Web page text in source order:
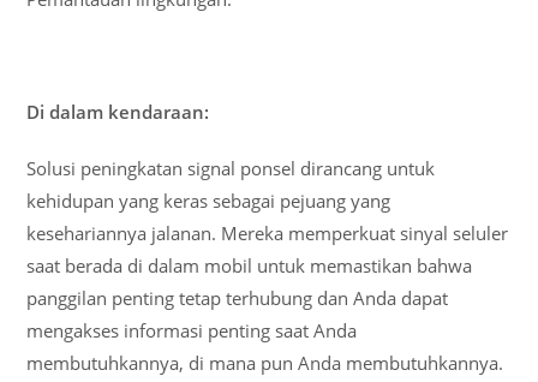
Di dalam kendaraan:
Solusi peningkatan signal ponsel dirancang untuk
kehidupan yang keras sebagai pejuang yang
kesehariannya jalanan. Mereka memperkuat sinyal seluler
saat berada di dalam mobil untuk memastikan bahwa
panggilan penting tetap terhubung dan Anda dapat
mengakses informasi penting saat Anda
membutuhkannya, di mana pun Anda membutuhkannya.